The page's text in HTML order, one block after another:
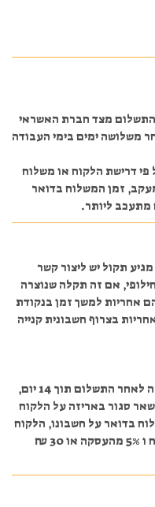
התשלום מצד חברת האשראי
משלושה ימים בימי העבודה
פי דרישת הלקוח או משלוח
זמן המשלוח בדואר
תקול יש ליצור קשר
אם זה תקלה שנוצרה
אחריות למשך זמן בנקודת
בצרוף חשבונית קנייה
במקרה והלקוח מעוניין לבטל את העסקה לאחר התשלום תוך 14 יום,
סגור באריזה על הלקוח
בדואר על חשבונו, הלקוח
יזוכה בדמי המוצר בניקיון עלות המשלוח ו 5% מהעסקה או 30 ₪